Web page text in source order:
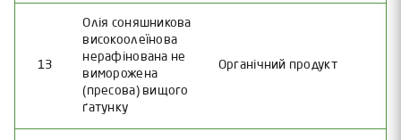
13
Олія соняшникова
високоолеїнова
нерафінована не
виморожена
(пресова) вищого
ґатунку
Органічний продукт